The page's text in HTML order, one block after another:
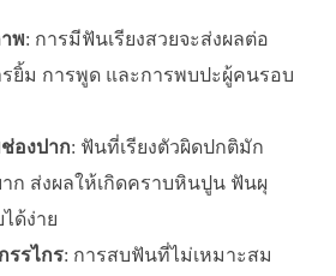
พ: การมีฟันเรียงสวยจะส่งผลต่อ
ยิ้ม การพูด และการพบปะผู้คนรอบ
องปาก: ฟันที่เรียงตัวผิดปกติมัก
ก ส่งผลให้เกิดคราบหินปูน ฟันผุ
ด้ง่าย
รไกร: การสบฟันที่ไม่เหมาะสม